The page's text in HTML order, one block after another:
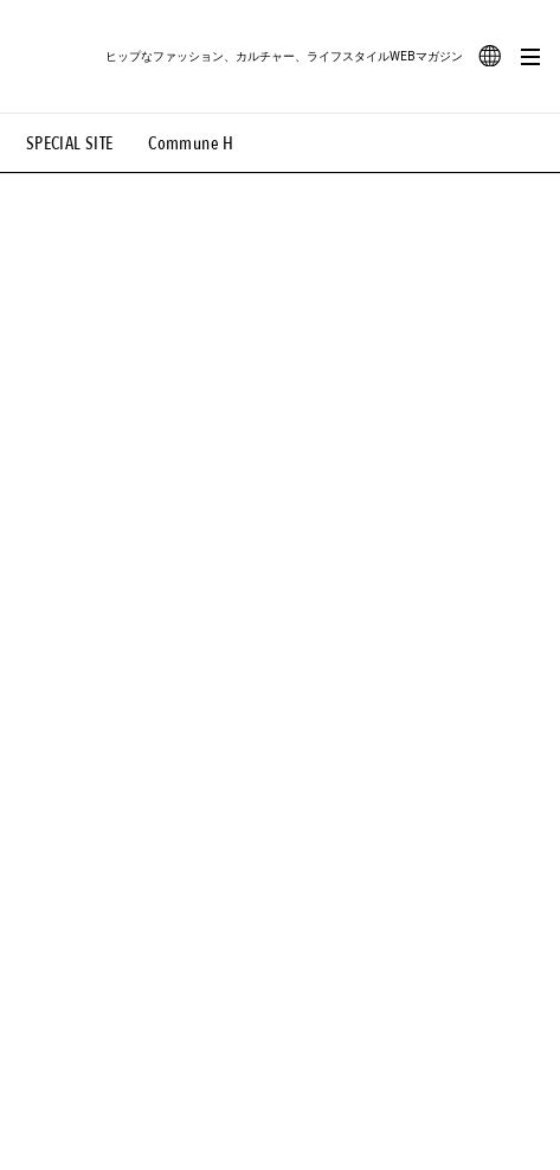
SPECIAL SITE Commune H
ヒップなファッション、カルチャー、ライフスタイルWEBマガジン
#路地裏てぃーん。 #MONTHLY JOURNAL
#MOVIE #LIFESTYLE #SNEAKER #OUTDOOR